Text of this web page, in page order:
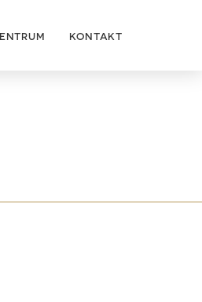
KONTAKT